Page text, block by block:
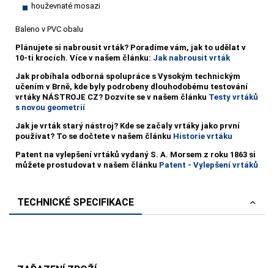
houževnaté mosazi
Baleno v PVC obalu
Plánujete si nabrousit vrták? Poradíme vám, jak to udělat v
10-ti krocích. Více v našem článku: Jak nabrousit vrták
Jak probíhala odborná spolupráce s Vysokým technickým
učením v Brně, kde byly podrobeny dlouhodobému testování
vrtáky NÁSTROJE CZ? Dozvíte se v našem článku Testy vrtáků
s novou geometrií
Jak je vrták starý nástroj? Kde se začaly vrtáky jako první
používat? To se dočtete v našem článku Historie vrtáku
Patent na vylepšení vrtáků vydaný S. A. Morsem z roku 1863 si
můžete prostudovat v našem článku Patent - Vylepšení vrtáků
TECHNICKÉ SPECIFIKACE